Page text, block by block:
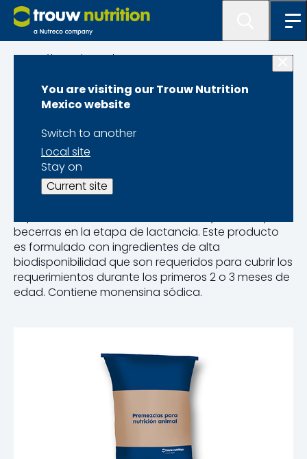
You are visiting our Trouw Nutrition
Mexico website
Switch to another
Local site
Stay on
Current site
Catálogo de Productos
Farmix Iniciador 7
Dc
becerras en la etapa de lactancia. Este producto
es formulado con ingredientes de alta
biodisponibilidad que son requeridos para cubrir los
requerimientos durante los primeros 2 o 3 meses de
edad. Contiene monensina sódica.